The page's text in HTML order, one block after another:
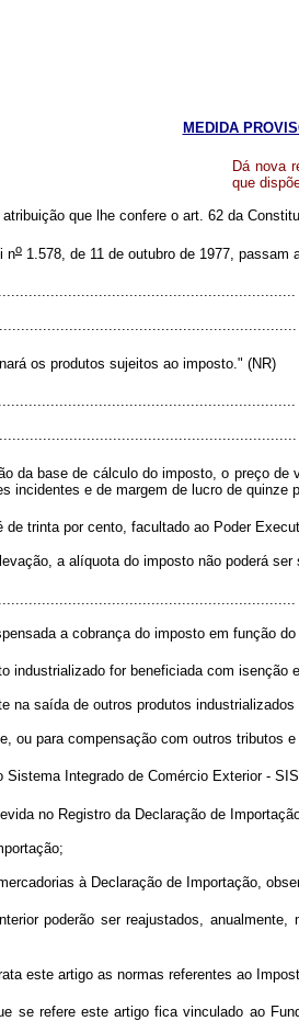
MEDIDA
Dá nova
que
que lhe confere o art. 62 da
no 1.578, de 11 de outubro de 1977, passam
os produtos sujeitos ao imposto." (NR)
da base de cálculo do imposto, o preço de
incidentes e de margem de lucro de
de trinta por cento, facultado ao Poder
a alíquota do imposto não poderá
a cobrança do imposto em função
industrializado for beneficiada com
na saída de outros produtos
ou para compensação com outros
Integrado de Comércio Exterior -
no Registro da Declaração de
à Declaração de Importação,
poderão ser reajustados,
este artigo as normas referentes ao
se refere este artigo fica vinculado ao